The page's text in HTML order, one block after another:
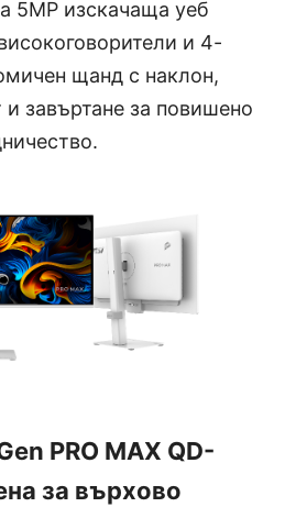
5MP изскачаща уеб
и 4-
щанд с наклон,
завъртане за повишено
PRO MAX QD-
за върхово